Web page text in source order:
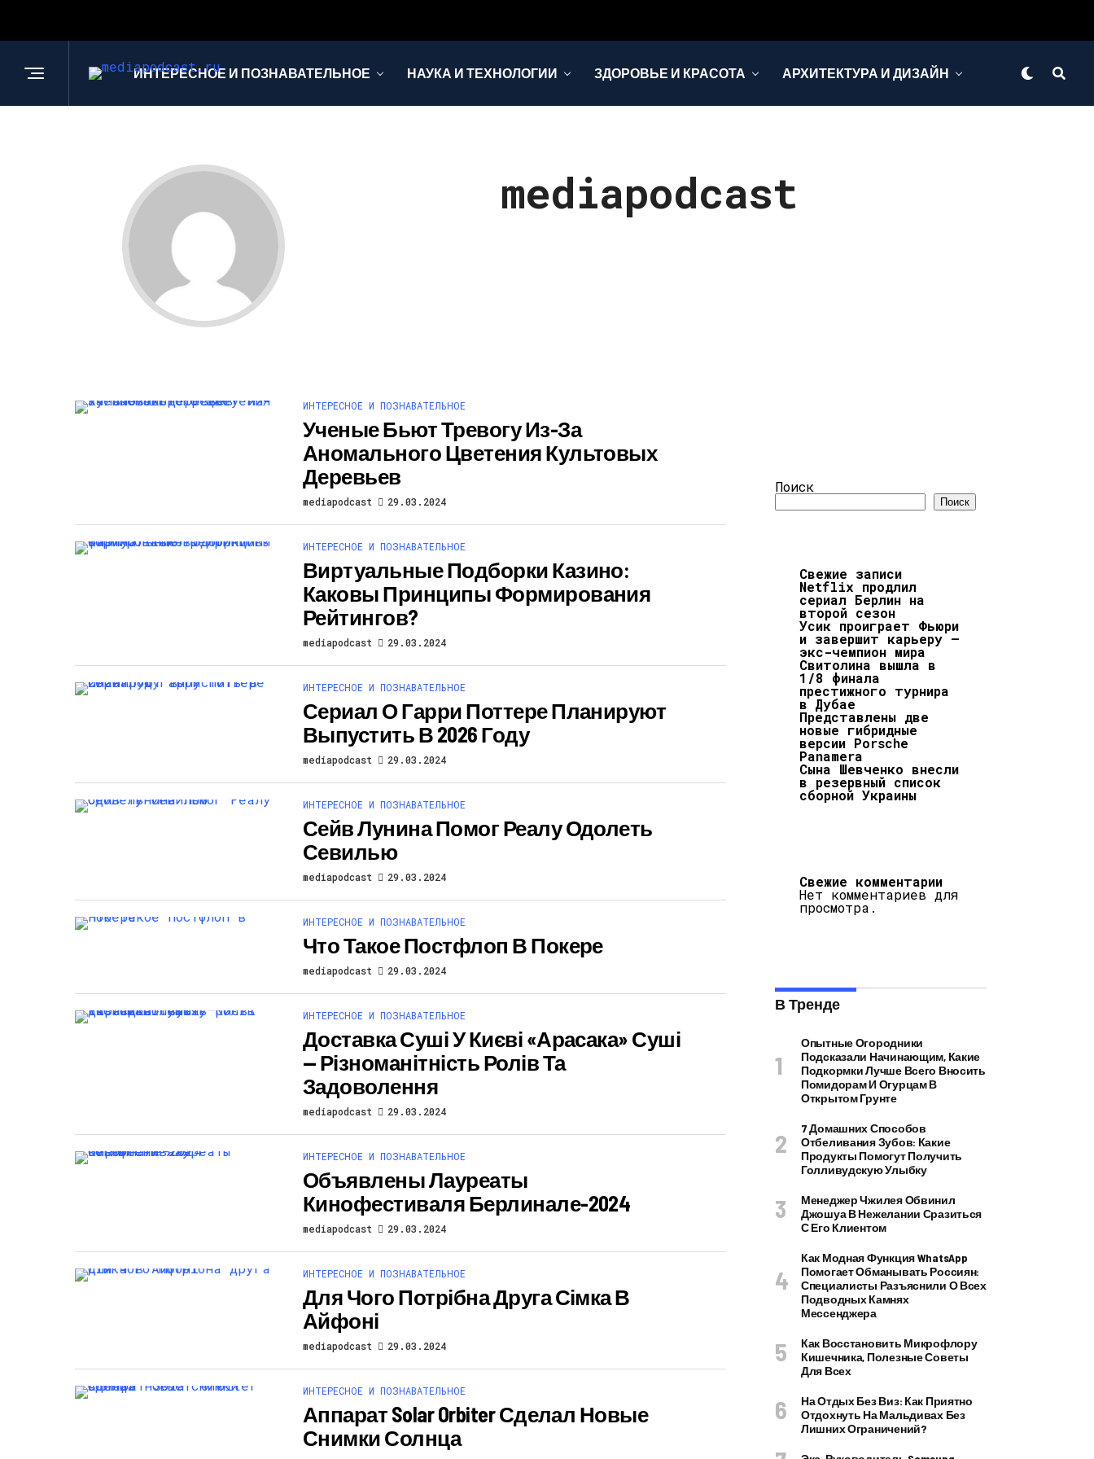
ИНТЕРЕСНОЕ И ПОЗНАВАТЕЛЬНОЕ НАУКА И ТЕХНОЛОГИИ ЗДОРОВЬЕ И КРАСОТА АРХИТЕКТУРА И ДИЗАЙН
mediapodcast
ИНТЕРЕСНОЕ И ПОЗНАВАТЕЛЬНОЕ
Ученые Бьют Тревогу Из-За
Аномального Цветения Культовых
Деревьев
mediapodcast 29.03.2024
ИНТЕРЕСНОЕ И ПОЗНАВАТЕЛЬНОЕ
Виртуальные Подборки Казино:
Каковы Принципы Формирования
Рейтингов?
mediapodcast 29.03.2024
ИНТЕРЕСНОЕ И ПОЗНАВАТЕЛЬНОЕ
Сериал О Гарри Поттере Планируют
Выпустить В 2026 Году
mediapodcast 29.03.2024
ИНТЕРЕСНОЕ И ПОЗНАВАТЕЛЬНОЕ
Сейв Лунина Помог Реалу Одолеть
Севилью
mediapodcast 29.03.2024
ИНТЕРЕСНОЕ И ПОЗНАВАТЕЛЬНОЕ
Что Такое Постфлоп В Покере
mediapodcast 29.03.2024
ИНТЕРЕСНОЕ И ПОЗНАВАТЕЛЬНОЕ
Доставка Суші У Києві «Арасака» Суші
— Різноманітність Ролів Та
Задоволення
mediapodcast 29.03.2024
ИНТЕРЕСНОЕ И ПОЗНАВАТЕЛЬНОЕ
Объявлены Лауреаты
Кинофестиваля Берлинале-2024
mediapodcast 29.03.2024
ИНТЕРЕСНОЕ И ПОЗНАВАТЕЛЬНОЕ
Для Чого Потрібна Друга Сімка В
Айфоні
mediapodcast 29.03.2024
ИНТЕРЕСНОЕ И ПОЗНАВАТЕЛЬНОЕ
Аппарат Solar Orbiter Сделал Новые
Снимки Солнца
Поиск
Поиск
Свежие записи
Netflix продлил
сериал Берлин на
второй сезон
Усик проиграет Фьюри
и завершит карьеру —
экс-чемпион мира
Свитолина вышла в
1/8 финала
престижного турнира
в Дубае
Представлены две
новые гибридные
версии Porsche
Panamera
Сына Шевченко внесли
в резервный список
сборной Украины
Свежие комментарии
Нет комментариев для
просмотра.
В Тренде
Опытные Огородники
Подсказали Начинающим, Какие
Подкормки Лучше Всего Вносить
Помидорам И Огурцам В
Открытом Грунте
7 Домашних Способов
Отбеливания Зубов: Какие
Продукты Помогут Получить
Голливудскую Улыбку
Менеджер Чжилея Обвинил
Джошуа В Нежелании Сразиться
С Его Клиентом
Как Модная Функция WhatsApp
Помогает Обманывать Россиян:
Специалисты Разъяснили О Всех
Подводных Камнях
Мессенджера
Как Восстановить Микрофлору
Кишечника, Полезные Советы
Для Всех
На Отдых Без Виз: Как Приятно
Отдохнуть На Мальдивах Без
Лишних Ограничений?